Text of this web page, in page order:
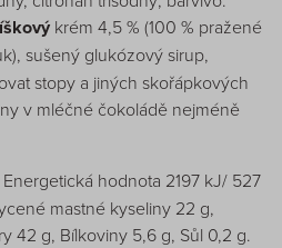
krém 4,5 % (100 % pražené
sušený glukózový sirup,
stopy a jiných skořápkových
v mléčné čokoládě nejméně
Energetická hodnota 2197 kJ/ 527
mastné kyseliny 22 g,
42 g, Bílkoviny 5,6 g, Sůl 0,2 g.